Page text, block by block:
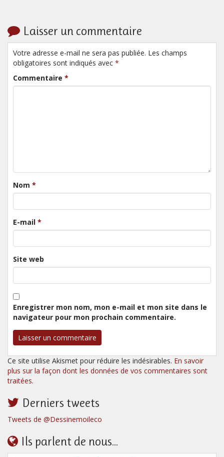
Laisser un commentaire
Votre adresse e-mail ne sera pas publiée. Les champs
obligatoires sont indiqués avec *
Commentaire *
Nom *
E-mail *
Site web
Enregistrer mon nom, mon e-mail et mon site dans le
navigateur pour mon prochain commentaire.
Ce site utilise Akismet pour réduire les indésirables. En savoir
plus sur la façon dont les données de vos commentaires sont
traitées.
Derniers tweets
Tweets de @Dessinemoileco
Ils parlent de nous...